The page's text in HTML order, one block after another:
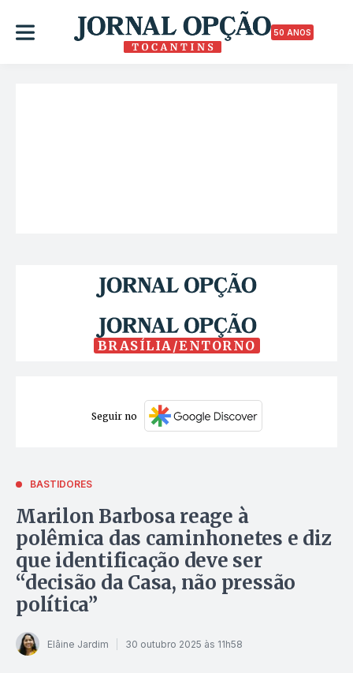
50 ANOS
BRASÍLIA/ENTORNO
Seguir no
BASTIDORES
Marilon Barbosa reage à
polêmica das caminhonetes e diz
que identificação deve ser
“decisão da Casa, não pressão
política”
Elâine Jardim 30 outubro 2025 às 11h58